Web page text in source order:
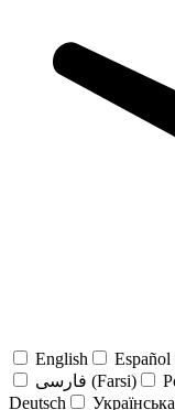
English Español
فارسی (Farsi)
Deutsch